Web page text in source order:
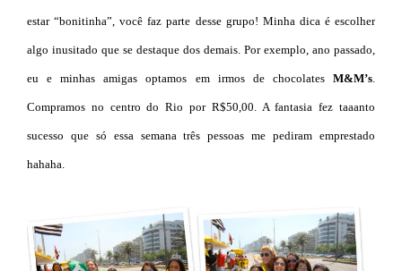
estar “bonitinha”, você faz parte desse grupo! Minha dica é escolher
algo inusitado que se destaque dos demais. Por exemplo, ano passado,
eu e minhas amigas optamos em irmos de chocolates M&M’s
Compramos no centro do Rio por R$50,00. A fantasia fez taaanto
sucesso que só essa semana três pessoas me pediram emprestado
hahaha.